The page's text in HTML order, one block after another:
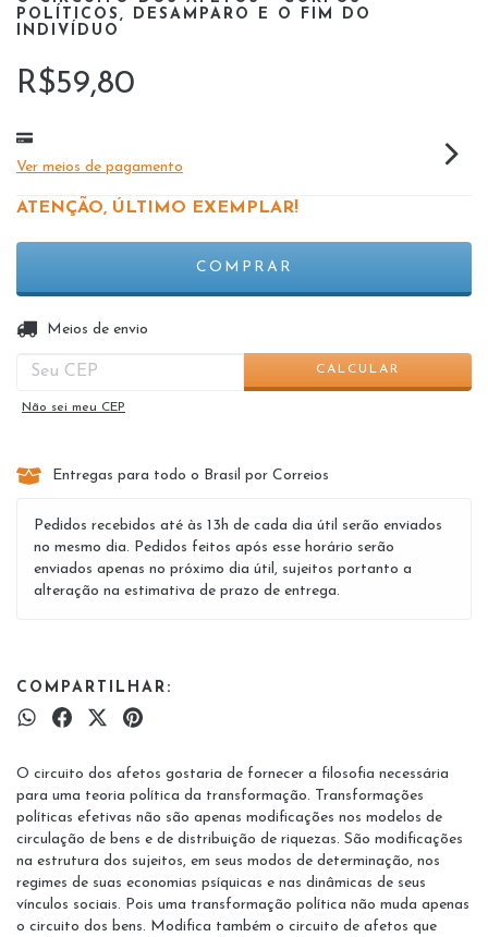
POLÍTICOS, DESAMPARO E O FIM DO
INDIVÍDUO
R$59,80
Ver meios de pagamento
ATENÇÃO, ÚLTIMO EXEMPLAR!
Entregas para o CEP:
Meios de envio
CALCULAR
Não sei meu CEP
Entregas para todo o Brasil por Correios
Pedidos recebidos até às 13h de cada dia útil serão enviados
no mesmo dia. Pedidos feitos após esse horário serão
enviados apenas no próximo dia útil, sujeitos portanto a
alteração na estimativa de prazo de entrega.
COMPARTILHAR:
O circuito dos afetos gostaria de fornecer a filosofia necessária
para uma teoria política da transformação. Transformações
políticas efetivas não são apenas modificações nos modelos de
circulação de bens e de distribuição de riquezas. São modificações
na estrutura dos sujeitos, em seus modos de determinação, nos
regimes de suas economias psíquicas e nas dinâmicas de seus
vínculos sociais. Pois uma transformação política não muda apenas
o circuito dos bens. Modifica também o circuito de afetos que